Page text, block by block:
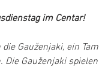
im Centar!
Gauženjaki, ein
Gauženjaki